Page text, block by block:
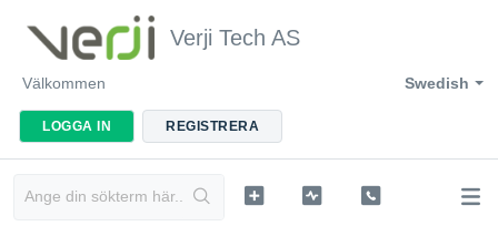
Verji Tech AS
Swedish
Välkommen
LOGGA IN REGISTRERA